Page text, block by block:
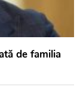
de familia